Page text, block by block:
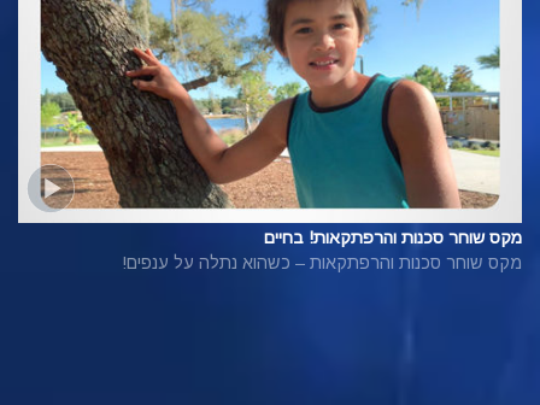
מקס שוחר סכנות והרפתקאות! בחיים
מקס שוחר סכנות והרפתקאות – כשהוא נתלה על ענפים!